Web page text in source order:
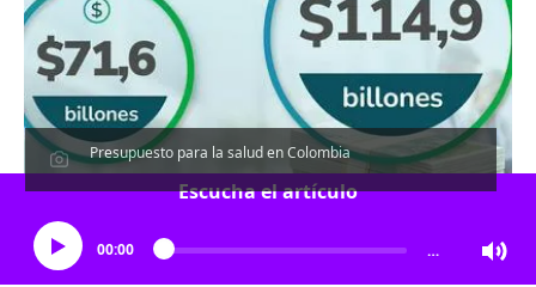
Presupuesto para la salud en Colombia
Escucha el artículo
00:00 …